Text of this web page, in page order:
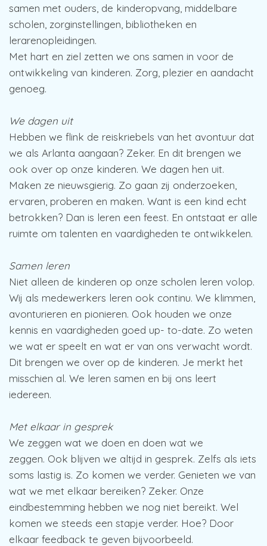
samen met ouders, de kinderopvang, middelbare
scholen, zorginstellingen, bibliotheken en
lerarenopleidingen.
Met hart en ziel zetten we ons samen in voor de
ontwikkeling van kinderen. Zorg, plezier en aandacht
genoeg.
We dagen uit
Hebben we flink de reiskriebels van het avontuur dat
we als Arlanta aangaan? Zeker. En dit brengen we
ook over op onze kinderen. We dagen hen uit.
Maken ze nieuwsgierig. Zo gaan zij onderzoeken,
ervaren, proberen en maken. Want is een kind echt
betrokken? Dan is leren een feest. En ontstaat er alle
ruimte om talenten en vaardigheden te ontwikkelen.
Samen leren
Niet alleen de kinderen op onze scholen leren volop.
Wij als medewerkers leren ook continu. We klimmen,
avonturieren en pionieren. Ook houden we onze
kennis en vaardigheden goed up- to-date. Zo weten
we wat er speelt en wat er van ons verwacht wordt.
Dit brengen we over op de kinderen. Je merkt het
misschien al. We leren samen en bij ons leert
iedereen.
Met elkaar in gesprek
We zeggen wat we doen en doen wat we
zeggen. Ook blijven we altijd in gesprek. Zelfs als iets
soms lastig is. Zo komen we verder. Genieten we van
wat we met elkaar bereiken? Zeker. Onze
eindbestemming hebben we nog niet bereikt. Wel
komen we steeds een stapje verder. Hoe? Door
elkaar feedback te geven bijvoorbeeld.